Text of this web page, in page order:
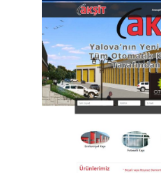
Yalova Akıl